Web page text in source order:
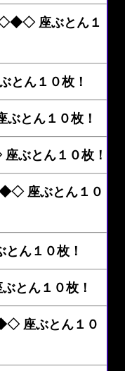
座ぶとん１
とん１０枚！
とん１０枚！
とん１０枚！
ぶとん１０
ん１０枚！
ん１０枚！
ぶとん１０